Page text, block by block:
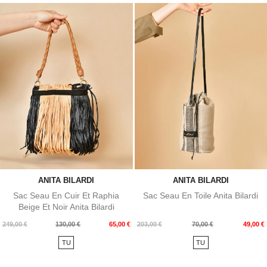
ANITA BILARDI
Sac Seau En Cuir Et Raphia
Beige Et Noir Anita Bilardi
249,00 €
Prix
130,00 € 65,00 €
Prix
TU
ANITA BILARDI
Sac Seau En Toile Anita Bilardi
203,00 €
Prix
70,00 € 49,00 €
Prix
TU